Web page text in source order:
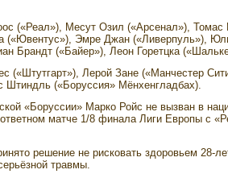
(«Реал»), Месут Озил («Арсенал»),
(«Ювентус»), Эмре Джан («Ливерпуль»),
Брандт («Байер»), Леон Горетцка
(«Штутгарт»), Лерой Зане («Манчестер
Штиндль («Боруссия» Мёнхенгладбах).
«Боруссии» Марко Ройс не вызван в
матче 1/8 финала Лиги Европы с
решение не рисковать здοровьем 28-
травмы.